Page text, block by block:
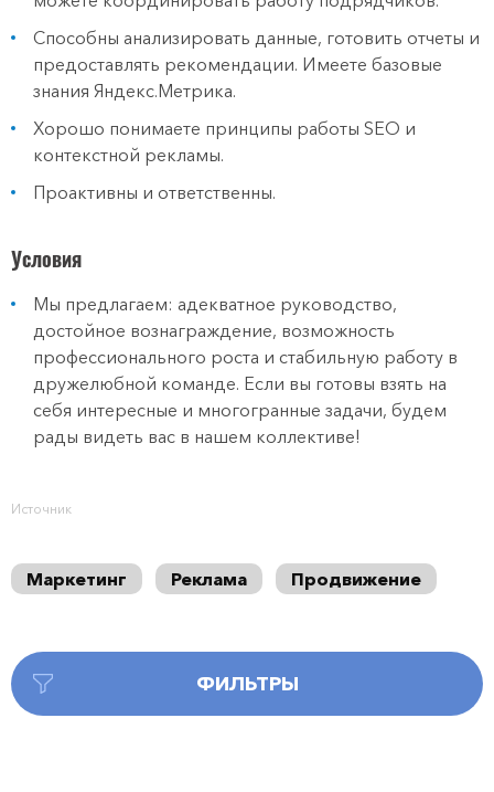
Способны анализировать данные, готовить отчеты и
предоставлять рекомендации. Имеете базовые
знания Яндекс.Метрика.
Хорошо понимаете принципы работы SEO и
контекстной рекламы.
Проактивны и ответственны.
Условия
Мы предлагаем: адекватное руководство,
достойное вознаграждение, возможность
профессионального роста и стабильную работу в
дружелюбной команде. Если вы готовы взять на
себя интересные и многогранные задачи, будем
рады видеть вас в нашем коллективе!
Источник
Маркетинг Реклама Продвижение
ФИЛЬТРЫ